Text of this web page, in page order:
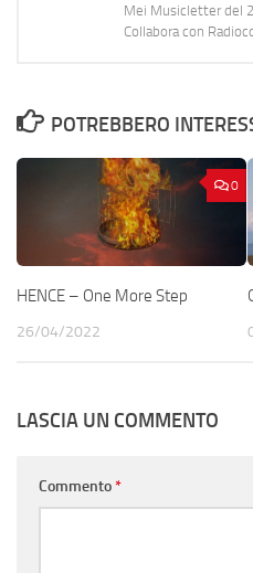
Mei Musicletter del
Collabora con
POTREBBERO
0
HENCE – One More Step
26/04/2022
LASCIA UN COMMENTO
Commento*